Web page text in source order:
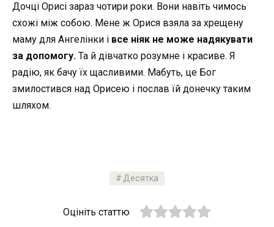
Дочці Орисі зараз чотири роки. Вони навіть чимось
схожі між собою. Мене ж Орися взяла за хрещену
маму для Ангелінки і все ніяк не може надякувати
за допомогу. Та й дівчатко розумне і красиве. Я
радію, як бачу їх щасливими. Мабуть, це Бог
змилостився над Орисею і послав їй донечку таким
шляхом.
Десятка
Оцініть статтю